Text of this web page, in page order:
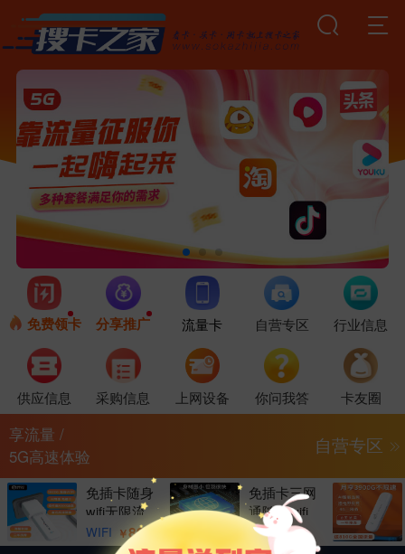
免费领卡 分享推广 流量卡 自营专区 行业信息
供应信息 采购信息 上网设备 你问我答 卡友圈
享流量 /
5G高速体验
自营专区
免插卡随身
wifi无限流
量达人移动
WIFI ￥89
免插卡三网
通随身wifi
无限流量移
WIFI ￥79